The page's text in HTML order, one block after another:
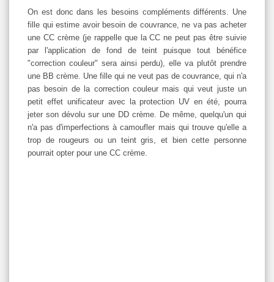
On est donc dans les besoins compléments différents. Une
fille qui estime avoir besoin de couvrance, ne va pas acheter
une CC crème (je rappelle que la CC ne peut pas être suivie
par l'application de fond de teint puisque tout bénéfice
"correction couleur" sera ainsi perdu), elle va plutôt prendre
une BB crème. Une fille qui ne veut pas de couvrance, qui n'a
pas besoin de la correction couleur mais qui veut juste un
petit effet unificateur avec la protection UV en été, pourra
jeter son dévolu sur une DD crème. De même, quelqu'un qui
n'a pas d'imperfections à camoufler mais qui trouve qu'elle a
trop de rougeurs ou un teint gris, et bien cette personne
pourrait opter pour une CC crème.